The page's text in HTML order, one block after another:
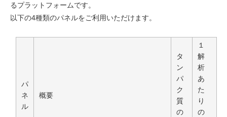
るプラットフォームです。
以下の4種類のパネルをご利用いただけます。
パ
ネ
ル
概要
タ
ン
パ
ク
質
の
１
解
析
あ
た
り
の